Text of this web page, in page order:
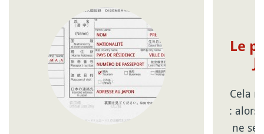
Le
Cela
: alors
ne